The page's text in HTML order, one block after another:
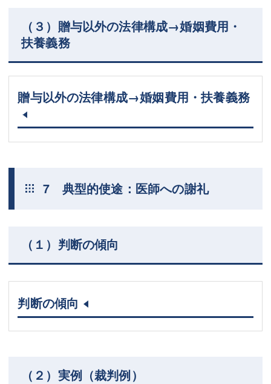
（３）贈与以外の法律構成→婚姻費用・
扶養義務
贈与以外の法律構成→婚姻費用・扶養義務
7 典型的使途：医師への謝礼
（１）判断の傾向
判断の傾向
（２）実例（裁判例）